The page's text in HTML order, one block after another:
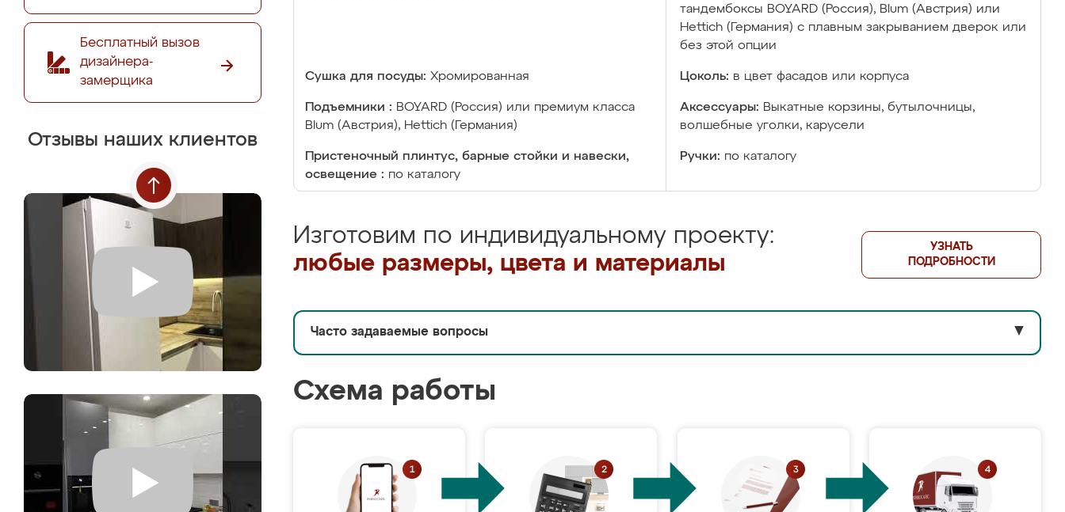
Бесплатный вызов
дизайнера-
замерщика
Отзывы наших клиентов
тандембоксы BOYARD (Россия), Blum (Австрия) или
Hettich (Германия) с плавным закрыванием дверок или
без этой опции
Сушка для посуды: Хромированная Цоколь: в цвет фасадов или корпуса
Подъемники : BOYARD (Россия) или премиум класса
Blum (Австрия), Hettich (Германия)
Аксессуары: Выкатные корзины, бутылочницы,
волшебные уголки, карусели
Пристеночный плинтус, барные стойки и навески,
освещение : по каталогу
Ручки: по каталогу
Изготовим по индивидуальному проекту:
любые размеры, цвета и материалы
УЗНАТЬ
ПОДРОБНОСТИ
Часто задаваемые вопросы ▼
Схема работы